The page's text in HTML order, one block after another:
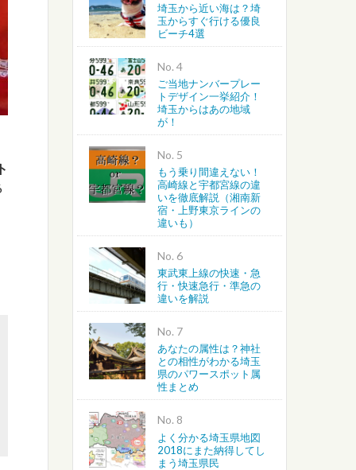
埼玉から近い海は？埼
玉からすぐ行ける優良
ビーチ4選
No.
ご当地ナンバープレー
トデザイン一挙紹介！
埼玉からはあの地域
が！
No.
もう乗り間違えない！
高崎線と宇都宮線の違
いを徹底解説（湘南新
宿・上野東京ラインの
違いも）
No.
東武東上線の快速・急
行・快速急行・準急の
違いを解説
No.
あなたの属性は？神社
との相性がわかる埼玉
県のパワースポット属
性まとめ
No.
よく分かる埼玉県地図
2018にまた納得してし
まう埼玉県民